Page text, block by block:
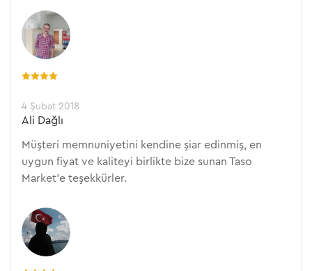
4 Şubat 2018
Ali Dağlı
Müşteri memnuniyetini kendine şiar edinmiş, en
uygun fiyat ve kaliteyi birlikte bize sunan Taso
Market'e teşekkürler.